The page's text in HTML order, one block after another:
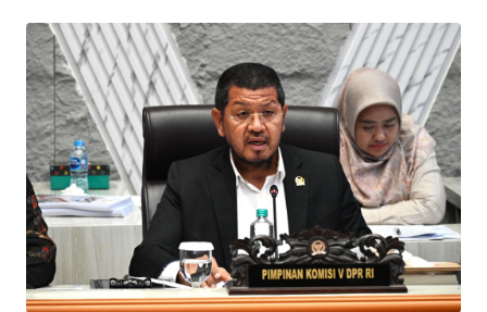
SAINS-TEKNO
KESEHATAN
INTERNASIONAL
SERBA-SERBI
PENDIDIKAN